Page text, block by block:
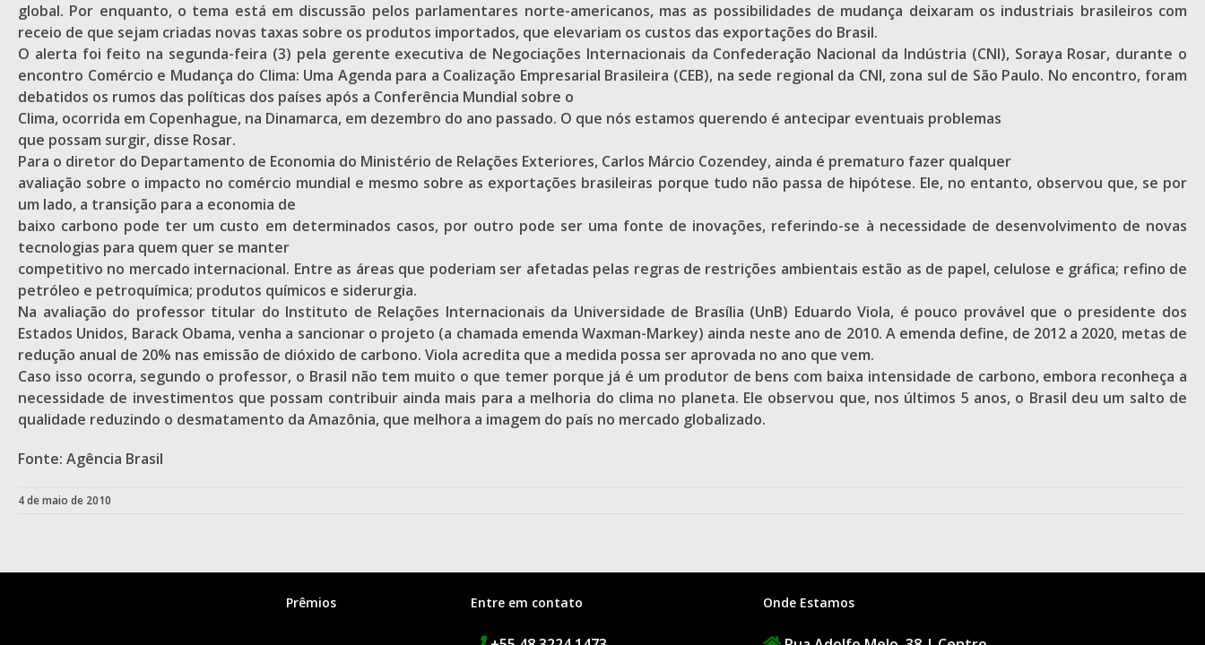
global. Por enquanto, o tema está em discussão pelos parlamentares norte-americanos, mas as possibilidades de mudança deixaram os industriais brasileiros com
receio de que sejam criadas novas taxas sobre os produtos importados, que elevariam os custos das exportações do Brasil.
O alerta foi feito na segunda-feira (3) pela gerente executiva de Negociações Internacionais da Confederação Nacional da Indústria (CNI), Soraya Rosar, durante o
encontro Comércio e Mudança do Clima: Uma Agenda para a Coalização Empresarial Brasileira (CEB), na sede regional da CNI, zona sul de São Paulo. No encontro, foram
debatidos os rumos das políticas dos países após a Conferência Mundial sobre o
Clima, ocorrida em Copenhague, na Dinamarca, em dezembro do ano passado. O que nós estamos querendo é antecipar eventuais problemas
que possam surgir, disse Rosar.
Para o diretor do Departamento de Economia do Ministério de Relações Exteriores, Carlos Márcio Cozendey, ainda é prematuro fazer qualquer
avaliação sobre o impacto no comércio mundial e mesmo sobre as exportações brasileiras porque tudo não passa de hipótese. Ele, no entanto, observou que, se por
um lado, a transição para a economia de
baixo carbono pode ter um custo em determinados casos, por outro pode ser uma fonte de inovações, referindo-se à necessidade de desenvolvimento de novas
tecnologias para quem quer se manter
competitivo no mercado internacional. Entre as áreas que poderiam ser afetadas pelas regras de restrições ambientais estão as de papel, celulose e gráfica; refino de
petróleo e petroquímica; produtos químicos e siderurgia.
Na avaliação do professor titular do Instituto de Relações Internacionais da Universidade de Brasília (UnB) Eduardo Viola, é pouco provável que o presidente dos
Estados Unidos, Barack Obama, venha a sancionar o projeto (a chamada emenda Waxman-Markey) ainda neste ano de 2010. A emenda define, de 2012 a 2020, metas de
redução anual de 20% nas emissão de dióxido de carbono. Viola acredita que a medida possa ser aprovada no ano que vem.
Caso isso ocorra, segundo o professor, o Brasil não tem muito o que temer porque já é um produtor de bens com baixa intensidade de carbono, embora reconheça a
necessidade de investimentos que possam contribuir ainda mais para a melhoria do clima no planeta. Ele observou que, nos últimos 5 anos, o Brasil deu um salto de
qualidade reduzindo o desmatamento da Amazônia, que melhora a imagem do país no mercado globalizado.
Fonte: Agência Brasil
4 de maio de 2010
Prêmios Entre em contato Onde Estamos